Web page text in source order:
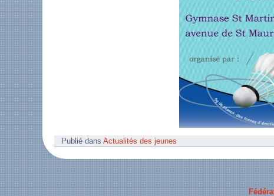
Publié dans Actualités des jeunes